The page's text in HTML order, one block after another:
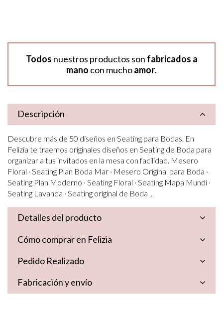
Todos nuestros productos son fabricados a
mano con muchoamor.
Descripción
Descubre más de 50 diseños en Seating para Bodas. En
Felizia te traemos originales diseños en Seating de Boda para
organizar a tus invitados en la mesa con facilidad. Mesero
Floral · Seating Plan Boda Mar · Mesero Original para Boda ·
Seating Plan Moderno · Seating Floral · Seating Mapa Mundi ·
Seating Lavanda · Seating original de Boda ...
Detalles del producto
Cómo comprar en Felizia
Pedido Realizado
Fabricación y envío